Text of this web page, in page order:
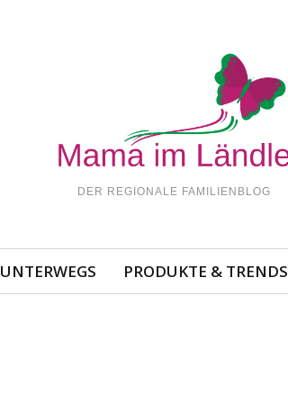
DER REGIONALE FAMILIENBLOG
UNTERWEGS PRODUKTE & TRENDS